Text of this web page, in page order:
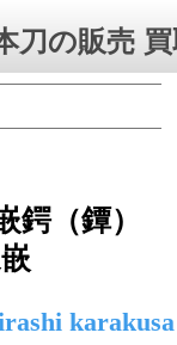
刀の販売
鍔（鐔）